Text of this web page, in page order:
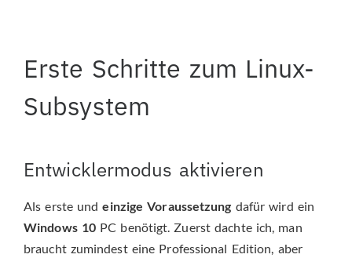
Erste Schritte zum Linux-
Subsystem
Entwicklermodus aktivieren
Als erste undeinzige Voraussetzung dafür wird ein
Windows 10 PC benötigt. Zuerst dachte ich, man
braucht zumindest eine Professional Edition, aber